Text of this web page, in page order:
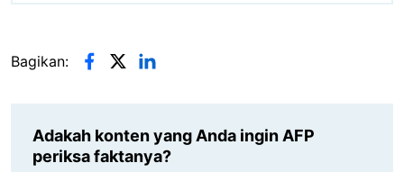
Bagikan:
Adakah konten yang Anda ingin AFP
periksa faktanya?